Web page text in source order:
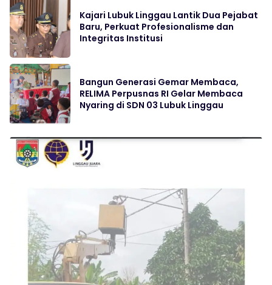
Kajari Lubuk Linggau Lantik Dua Pejabat
Baru, Perkuat Profesionalisme dan
Integritas Institusi
Bangun Generasi Gemar Membaca,
RELIMA Perpusnas RI Gelar Membaca
Nyaring di SDN 03 Lubuk Linggau